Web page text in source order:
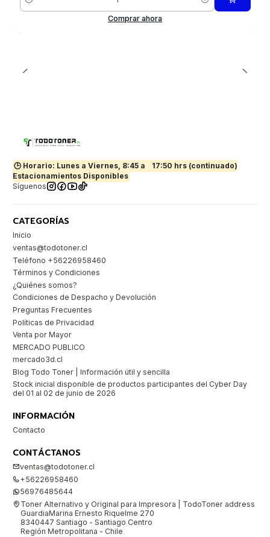
Cantidad
Comprar ahora
🕒 Horario: Lunes a Viernes, 8:45 a
17:50 hrs (continuado)
Estacionamientos Disponibles
Síguenos
CATEGORÍAS
Inicio
ventas@todotoner.cl
Teléfono +56226958460
Términos y Condiciones
¿Quiénes somos?
Condiciones de Despacho y Devolución
Preguntas Frecuentes
Políticas de Privacidad
Venta por Mayor
MERCADO PUBLICO
mercado3d.cl
Blog Todo Toner | Información útil y sencilla
Stock inicial disponible de productos participantes del Cyber Day
del 01 al 02 de junio de 2026
INFORMACIÓN
Contacto
CONTÁCTANOS
ventas@todotoner.cl
+56226958460
56976485644
Toner Alternativo y Original para Impresora | TodoToner address
GuardiaMarina Ernesto Riquelme 270
8340447 Santiago - Santiago Centro
Región Metropolitana - Chile